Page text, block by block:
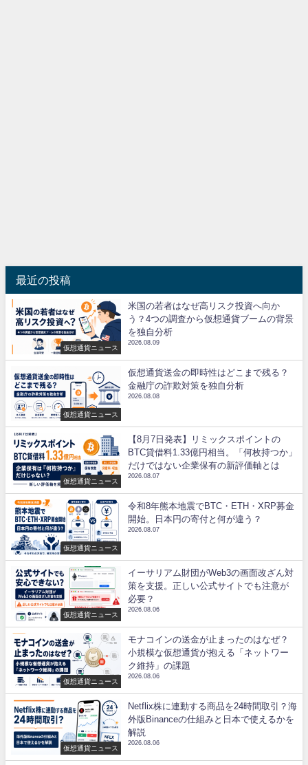
最近の投稿
仮想通貨ニュース
米国の若者はなぜ高リスク投資へ向か
う？4つの調査から仮想通貨ブームの背景
を独自分析
2026.08.09
仮想通貨ニュース
仮想通貨送金の即時性はどこまで残る？
金融庁の詐欺対策を独自分析
2026.08.08
仮想通貨ニュース
【8月7日発表】リミックスポイントの
BTC貸借料1.33億円相当。「何枚持つか」
だけではない企業保有の新評価軸とは
2026.08.07
仮想通貨ニュース
令和8年熊本地震でBTC・ETH・XRP募金
開始。日本円の寄付と何が違う？
2026.08.07
仮想通貨ニュース
イーサリアム財団がWeb3の画面改ざん対
策を支援。正しい公式サイトでも注意が
必要？
2026.08.06
仮想通貨ニュース
モナコインの送金が止まったのはなぜ？
小規模な仮想通貨が抱える「ネットワー
ク維持」の課題
2026.08.06
仮想通貨ニュース
Netflix株に連動する商品を24時間取引？海
外版Binanceの仕組みと日本で使えるかを
解説
2026.08.06